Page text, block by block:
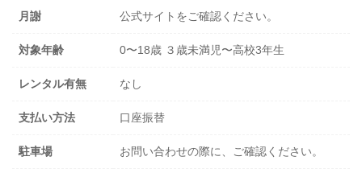
月謝 公式サイトをご確認ください。
対象年齢 0〜18歳 ３歳未満児〜高校3年生
レンタル有無 なし
支払い方法 口座振替
駐車場 お問い合わせの際に、ご確認ください。